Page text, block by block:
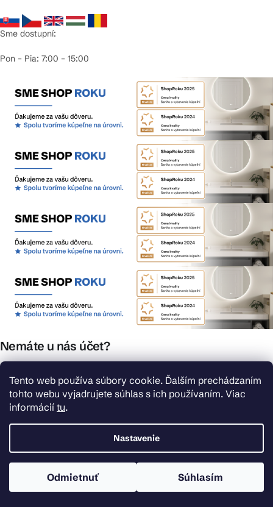
Tento web používa súbory cookie. Ďalším prechádzaním
tohto webu vyjadrujete súhlas s ich používaním. Viac
informácií tu.
Nastavenie
Odmietnuť Súhlasím
Sme dostupní:
Pon – Pia: 7:00 – 15:00
Nemáte u nás účet?
Rýchlejší nákup vďaka uloženým údajom
Prehľad o stave objednávky
Kompletná história objednávok
Špeciálne akcie, novinky a zľavy pre registrovaných
REGISTROVAŤ SA
Zaregistrujte sa a získajte tieto benefity